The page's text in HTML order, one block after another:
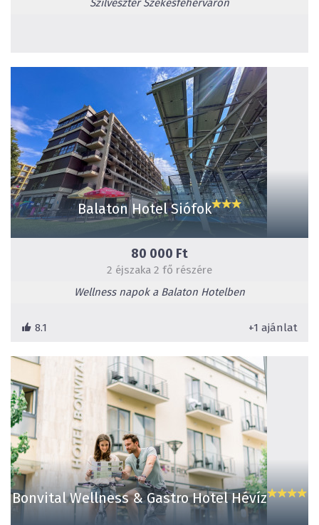
Szilveszter Székesfehérváron
Balaton Hotel Siófok
80 000 Ft
2 éjszaka 2 fő részére
Wellness napok a Balaton Hotelben
8.1 +1 ajánlat
Bonvital Wellness & Gastro Hotel Hévíz